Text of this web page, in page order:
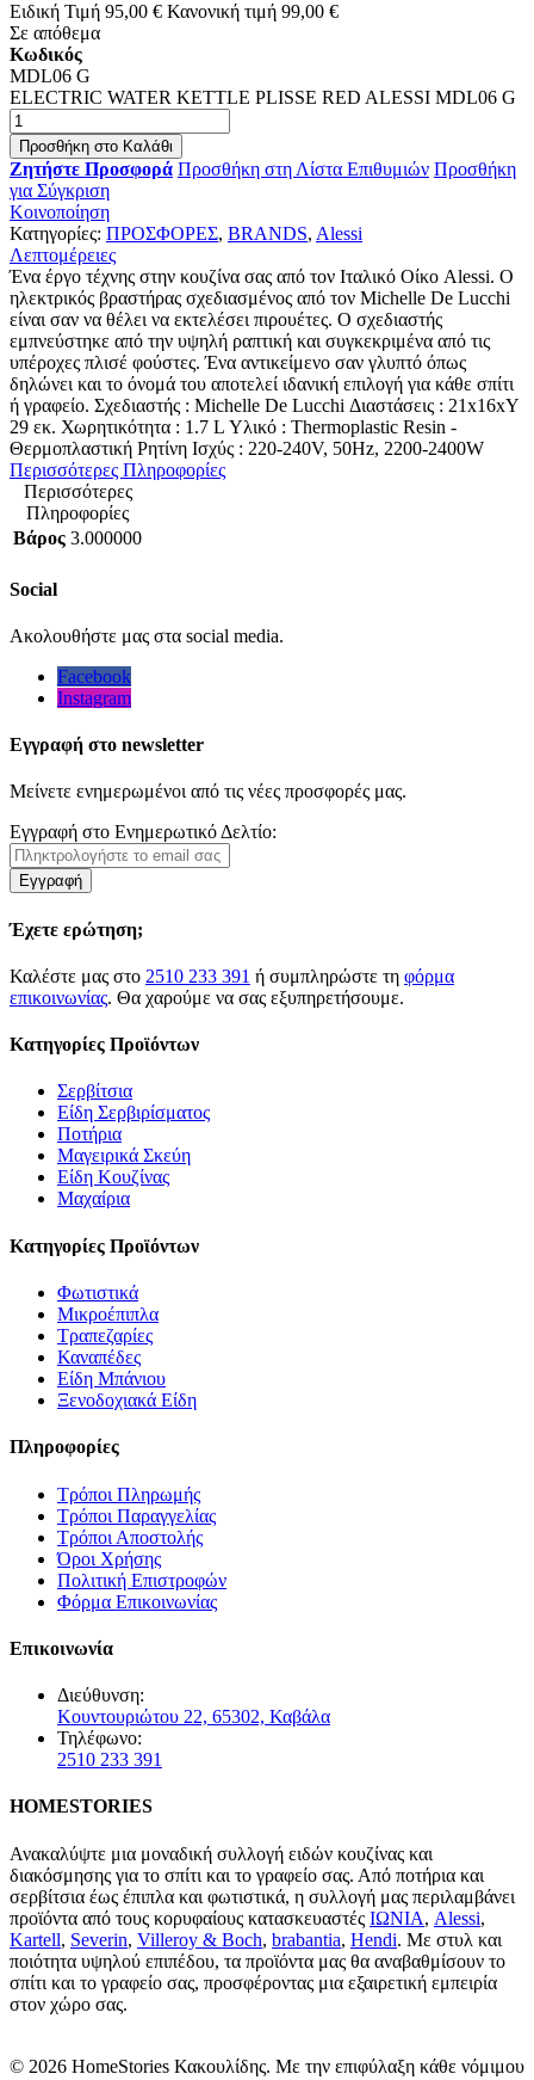
Ειδική Τιμή 95,00 € Κανονική τιμή 99,00 €
Σε απόθεμα
Κωδικός
MDL06 G
ELECTRIC WATER KETTLE PLISSE RED ALESSI MDL06 G
Προσθήκη στο Καλάθι
Ζητήστε Προσφορά Προσθήκη στη Λίστα Επιθυμιών Προσθήκη
για Σύγκριση
Κοινοποίηση
Κατηγορίες: ΠΡΟΣΦΟΡΕΣ, BRANDS, Alessi
Λεπτομέρειες
Ένα έργο τέχνης στην κουζίνα σας από τον Ιταλικό Οίκο Alessi. Ο
ηλεκτρικός βραστήρας σχεδιασμένος από τον Michelle De Lucchi
είναι σαν να θέλει να εκτελέσει πιρουέτες. Ο σχεδιαστής
εμπνεύστηκε από την υψηλή ραπτική και συγκεκριμένα από τις
υπέροχες πλισέ φούστες. Ένα αντικείμενο σαν γλυπτό όπως
δηλώνει και το όνομά του αποτελεί ιδανική επιλογή για κάθε σπίτι
ή γραφείο. Σχεδιαστής : Michelle De Lucchi Διαστάσεις : 21x16xY
29 εκ. Χωρητικότητα : 1.7 L Υλικό : Thermoplastic Resin -
Θερμοπλαστική Ρητίνη Ισχύς : 220-240V, 50Hz, 2200-2400W
Περισσότερες Πληροφορίες
Περισσότερες
Πληροφορίες
Βάρος 3.000000
Social
Ακολουθήστε μας στα social media.
Facebook
Instagram
Εγγραφή στο newsletter
Μείνετε ενημερωμένοι από τις νέες προσφορές μας.
Εγγραφή στο Ενημερωτικό Δελτίο:
Εγγραφή
Έχετε ερώτηση;
Καλέστε μας στο 2510 233 391 ή συμπληρώστε τη φόρμα
επικοινωνίας. Θα χαρούμε να σας εξυπηρετήσουμε.
Κατηγορίες Προϊόντων
Σερβίτσια
Είδη Σερβιρίσματος
Ποτήρια
Μαγειρικά Σκεύη
Είδη Κουζίνας
Μαχαίρια
Κατηγορίες Προϊόντων
Φωτιστικά
Μικροέπιπλα
Τραπεζαρίες
Καναπέδες
Είδη Μπάνιου
Ξενοδοχιακά Είδη
Πληροφορίες
Τρόποι Πληρωμής
Τρόποι Παραγγελίας
Τρόποι Αποστολής
Όροι Χρήσης
Πολιτική Επιστροφών
Φόρμα Επικοινωνίας
Επικοινωνία
Διεύθυνση:
Κουντουριώτου 22, 65302, Καβάλα
Τηλέφωνο:
2510 233 391
HOMESTORIES
Ανακαλύψτε μια μοναδική συλλογή ειδών κουζίνας και
διακόσμησης για το σπίτι και το γραφείο σας. Από ποτήρια και
σερβίτσια έως έπιπλα και φωτιστικά, η συλλογή μας περιλαμβάνει
προϊόντα από τους κορυφαίους κατασκευαστές ΙΩΝΙΑ, Alessi,
Kartell, Severin, Villeroy & Boch, brabantia, Hendi. Με στυλ και
ποιότητα υψηλού επιπέδου, τα προϊόντα μας θα αναβαθμίσουν το
σπίτι και το γραφείο σας, προσφέροντας μια εξαιρετική εμπειρία
στον χώρο σας.
© 2026 HomeStories Κακουλίδης. Με την επιφύλαξη κάθε νόμιμου